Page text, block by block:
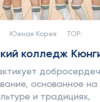
Южная Корея TOP:
колледж
основанное на
и традициях,